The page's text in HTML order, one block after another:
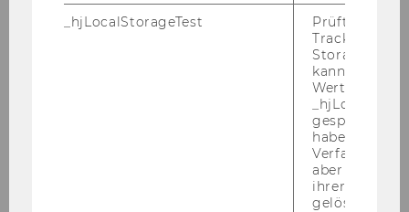
Straf­recht und Straf­pro­
_hjLocalStorageTest
Prüft, ob der
Tracking
Storage
kann. Wenn
Wert 1
haben keine
Verfallszeit,
aber fast
ihrer
gelöscht.